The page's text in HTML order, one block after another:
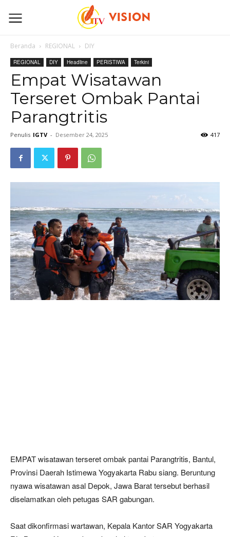
Beranda REGIONAL DIY
REGIONAL DIY Headline PERISTIWA Terkini
Empat Wisatawan
Terseret Ombak Pantai
Parangtritis
Penulis IGTV - Desember 24, 2025 417
EMPAT wisatawan terseret ombak pantai Parangtritis, Bantul,
Provinsi Daerah Istimewa Yogyakarta Rabu siang. Beruntung
nyawa wisatawan asal Depok, Jawa Barat tersebut berhasil
diselamatkan oleh petugas SAR gabungan.
Saat dikonfirmasi wartawan, Kepala Kantor SAR Yogyakarta